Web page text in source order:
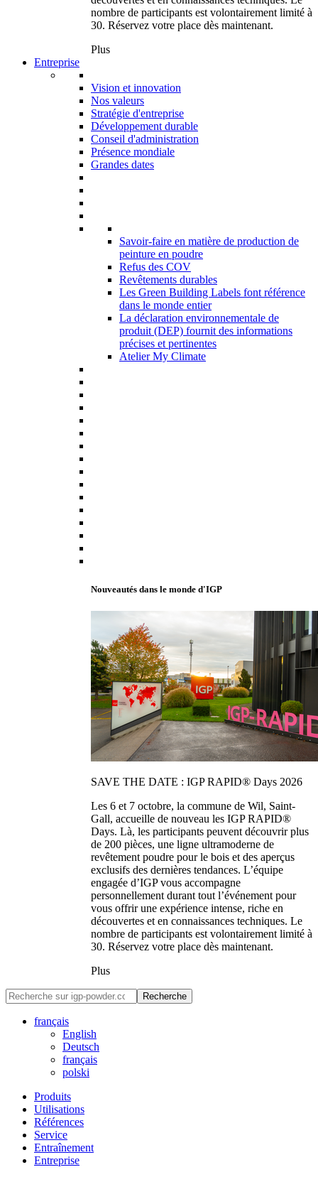
nombre de participants est volontairement limité à
30. Réservez votre place dès maintenant.
Plus
Entreprise
Vision et innovation
Nos valeurs
Stratégie d'entreprise
Développement durable
Conseil d'administration
Présence mondiale
Grandes dates
Savoir-faire en matière de production de
peinture en poudre
Refus des COV
Revêtements durables
Les Green Building Labels font référence
dans le monde entier
La déclaration environnementale de
produit (DEP) fournit des informations
précises et pertinentes
Atelier My Climate
Nouveautés dans le monde d'IGP
SAVE THE DATE : IGP RAPID® Days 2026
Les 6 et 7 octobre, la commune de Wil, Saint-
Gall, accueille de nouveau les IGP RAPID®
Days. Là, les participants peuvent découvrir plus
de 200 pièces, une ligne ultramoderne de
revêtement poudre pour le bois et des aperçus
exclusifs des dernières tendances. L’équipe
engagée d’IGP vous accompagne
personnellement durant tout l’événement pour
vous offrir une expérience intense, riche en
découvertes et en connaissances techniques. Le
nombre de participants est volontairement limité à
30. Réservez votre place dès maintenant.
Plus
Recherche
français
English
Deutsch
français
polski
Produits
Utilisations
Références
Service
Entraînement
Entreprise